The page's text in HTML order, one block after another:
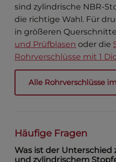
sind zylindrische NBR-
die richtige Wahl. Für
in größeren
und Prüfblasen oder die
Rohrverschlüsse mit 1
Alle Rohrverschlüsse
Häufige Fragen
Was ist der Unterschied
und zylindrischem